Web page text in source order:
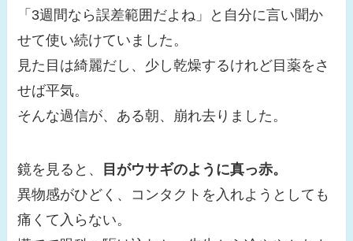
「3週間なら誤差範囲だよね」と自分に言い聞か
せて使い続けていました。
見た目は綺麗だし、少し乾燥するけれど目薬をさ
せば平気。
そんな過信が、ある朝、崩れ去りました。
鏡を見ると、
目がウサギのように真っ赤。
異物感がひどく、コンタクトを入れようとしても
痛くて入らない。